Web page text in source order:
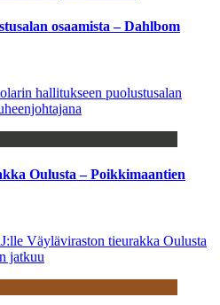
osaamista – Dahlbom
hallitukseen puolustusalan
Oulusta – Poikkimaantien
Väyläviraston tieurakka Oulusta
jatkuu